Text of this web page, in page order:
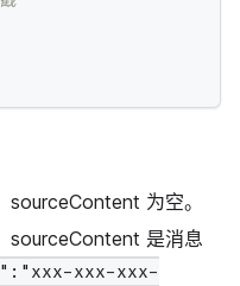
sourceContent 为空。
sourceContent 是消息
xxx-xxx-